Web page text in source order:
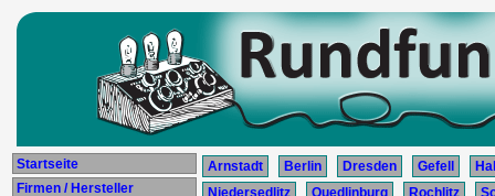
Startseite
Firmen / Hersteller
Arnstadt Berlin Dresden Gefell
Niedersedlitz
Quedlinburg Rochlitz